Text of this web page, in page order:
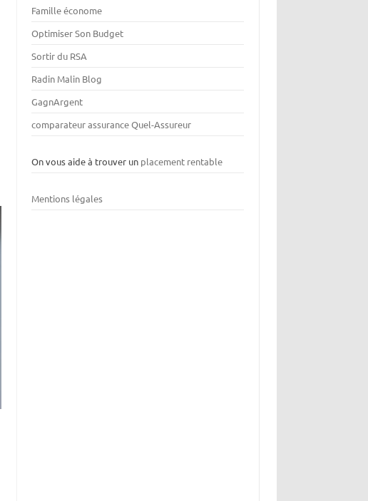
Famille économe
Optimiser Son Budget
Sortir du RSA
Radin Malin Blog
GagnArgent
comparateur assurance Quel-Assureur
On vous aide à trouver un placement rentable
Mentions légales